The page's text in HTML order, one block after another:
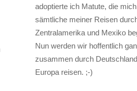
adoptierte ich Matute, die
sämtliche meiner Reisen
Zentralamerika und Mexiko
Nun werden wir hoffentlich
zusammen durch
Europa reisen. ;-)